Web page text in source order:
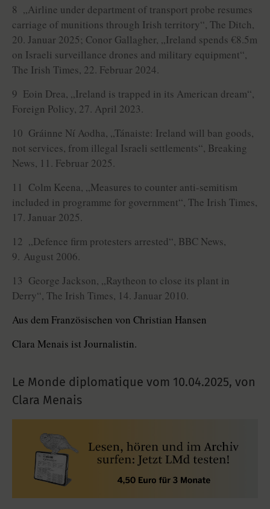
8 „Airline under department of transport probe resumes
carriage of munitions through Irish territory“, The Ditch,
20. Januar 2025; Conor Gallagher, „Ireland spends €8.5m
on Israeli surveillance drones and military equipment“,
The Irish Times, 22. Februar 2024.
9 Eoin Drea, „Ireland is trapped in its American dream“,
Foreign Policy, 27. April 2023.
10 Gráinne Ní Aodha, „Tánaiste: Ireland will ban goods,
not services, from illegal Israeli settlements“, Breaking
News, 11. Februar 2025.
11 Colm Keena, „Measures to counter anti-semitism
included in programme for government“, The Irish Times,
17. Januar 2025.
12 „Defence firm protesters arrested“, BBC News,
9. August 2006.
13 George Jackson, „Raytheon to close its plant in
Derry“, The Irish Times, 14. Januar 2010.
Aus dem Französischen von Christian Hansen
Clara Menais ist Journalistin.
Le Monde diplomatique vom 10.04.2025, von
Clara Menais